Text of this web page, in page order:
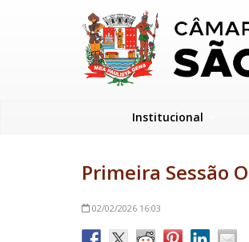
Institucional
Primeira Sessão
02/02/202616:03